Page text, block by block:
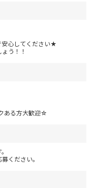
安心してください★
う！！
ある方大歓迎☆
ください。